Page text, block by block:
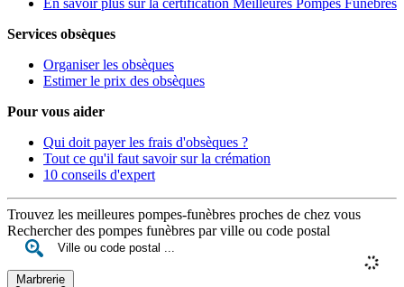
Services obsèques
Organiser les obsèques
Estimer le prix des obsèques
Pour vous aider
Qui doit payer les frais d'obsèques ?
Tout ce qu'il faut savoir sur la crémation
10 conseils d'expert
Trouvez les meilleures pompes-funèbres proches de chez vous
Rechercher des pompes funèbres par ville ou code postal
Marbrerie